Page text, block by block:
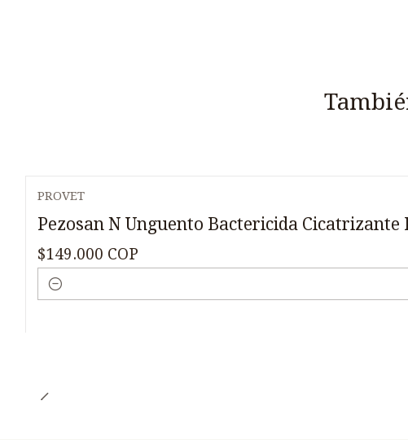
PROVET
Pezosan N Unguento Bactericida Cicatrizante
$149.000 COP
Cantidad